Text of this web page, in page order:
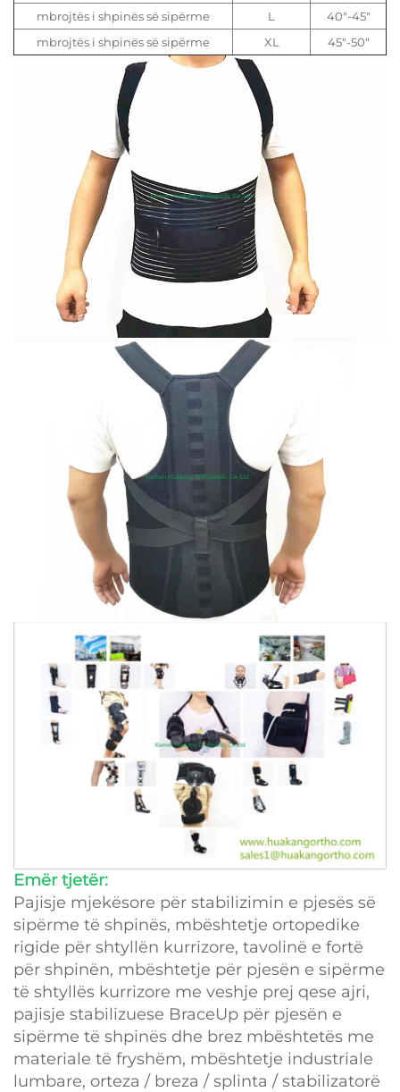
mbrojtës i shpinës së sipërme L
40"-45"
mbrojtës i shpinës së sipërme
XL 45"-50"
Emër tjetër:
Pajisje mjekësore për stabilizimin e pjesës së
sipërme të shpinës, mbështetje ortopedike
rigide për shtyllën kurrizore, tavolinë e fortë
për shpinën, mbështetje për pjesën e sipërme
të shtyllës kurrizore me veshje prej qese ajri,
pajisje stabilizuese BraceUp për pjesën e
sipërme të shpinës dhe brez mbështetës me
materiale të fryshëm, mbështetje industriale
lumbare, orteza / breza / splinta / stabilizatorë